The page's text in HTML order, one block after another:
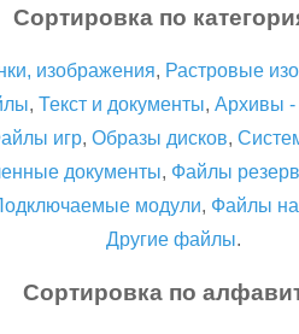
Сортировка по
изображения, Растровые
, Текст и документы, Архивы
игр, Образы дисков,
документы, Файлы
модули, Файлы
Другие файлы.
Сортировка по